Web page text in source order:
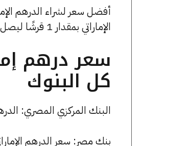
أفضل سعر لشراء الدرهم
الإماراتي بمقدار 1 قرشًا ليصل إلى 13.30 جنيهًا
سعر درهم
كل البنوك
البنك المركزي المصري: الدرهم الإماراتي يسجل
بنك مصر: سعر الدرهم الإماراتي الآن 13.27 جنيها للشراء